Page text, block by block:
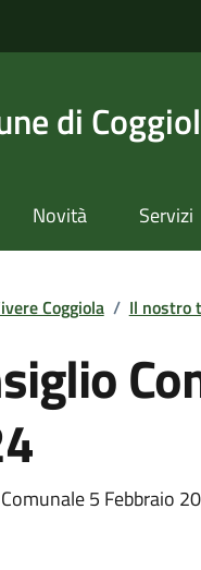
di
Novità Servizi
Coggiola / Il nostro
5 Febbraio